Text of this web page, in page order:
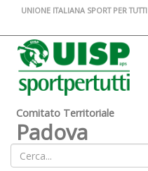
UNIONE ITALIANA SPORT PER TUTTI
Comitato Territoriale
Padova